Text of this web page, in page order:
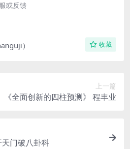
或反馈
） 收藏
上一篇
《全面创新的四柱预测》 程丰业
门破八卦科